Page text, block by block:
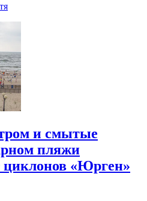
и смытые
пляжи
циклонов «Юрген»